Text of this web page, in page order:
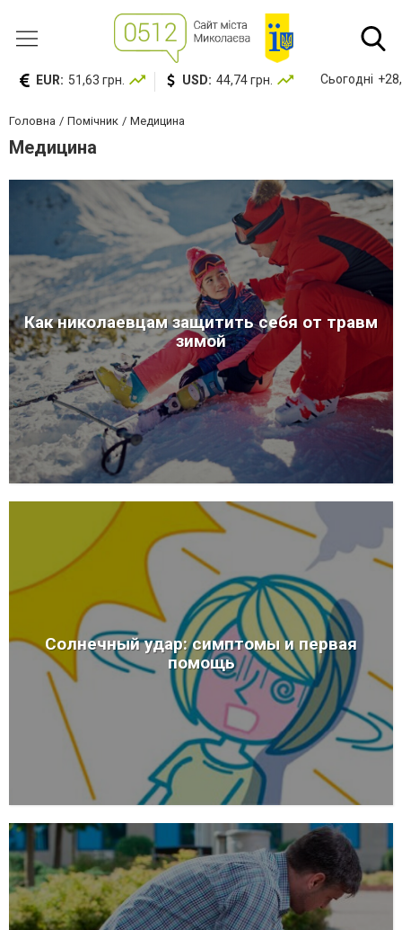
EUR: 51,63 грн. USD: 44,74 грн. Сьогодні
Головна Помічник Медицина
Медицина
Как николаевцам защитить себя от травм
зимой
Солнечный удар: симптомы и первая
помощь